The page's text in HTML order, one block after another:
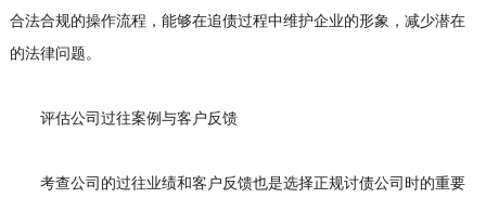
合法合规的操作流程，能够在追债过程中维护企业的形象，减少潜在
的法律问题。
评估公司过往案例与客户反馈
考查公司的过往业绩和客户反馈也是选择正规讨债公司时的重要